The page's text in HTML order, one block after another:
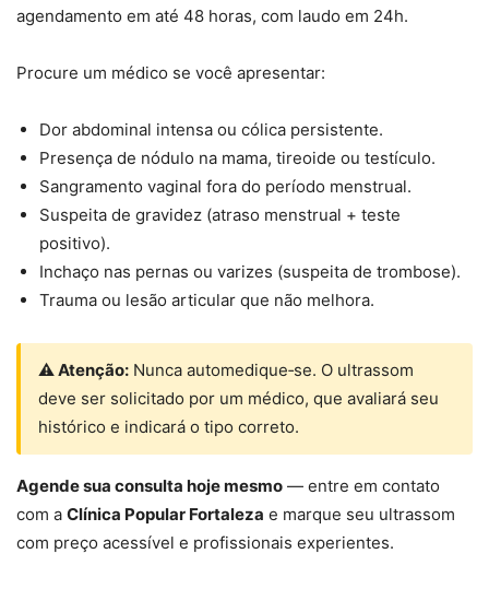
agendamento em até 48 horas, com laudo em 24h.
Procure um médico se você apresentar:
Dor abdominal intensa ou cólica persistente.
Presença de nódulo na mama, tireoide ou testículo.
Sangramento vaginal fora do período menstrual.
Suspeita de gravidez (atraso menstrual + teste
positivo).
Inchaço nas pernas ou varizes (suspeita de trombose).
Trauma ou lesão articular que não melhora.
⚠ Atenção: Nunca automedique‑se. O ultrassom
deve ser solicitado por um médico, que avaliará seu
histórico e indicará o tipo correto.
Agende sua consulta hoje mesmo — entre em contato
com a Clínica Popular Fortaleza e marque seu ultrassom
com preço acessível e profissionais experientes.